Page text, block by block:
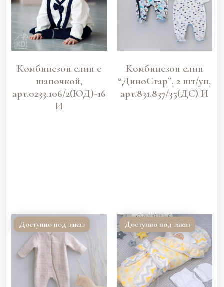
Комбинезон слип с
шапочкой,
арт.0233.106/2(ЮД)-16
И
Комбинезон слип
“ДиноСтар”, 2 шт/уп,
арт.831.837/35(ДС) И
Доступно под заказ Доступно под заказ